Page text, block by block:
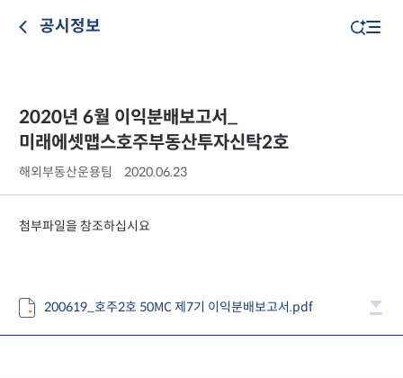
공시정보
2020년 6월 이익분배보고서_
미래에셋맵스호주부동산투자신탁2호
해외부동산운용팀 2020.06.23
첨부파일을 참조하십시요
200619_호주2호 50MC 제7기 이익분배보고서.pdf